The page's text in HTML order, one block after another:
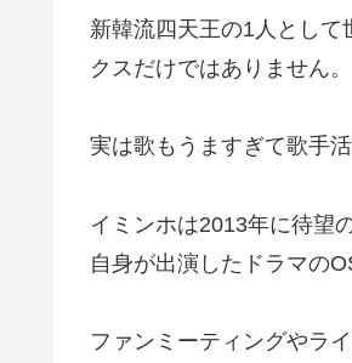
新韓流四天王の1人とし
クスだけではありません。
実は歌もうますぎて歌手
イミンホは2013年に待望
自身が出演したドラマの
ファンミーティングやラ